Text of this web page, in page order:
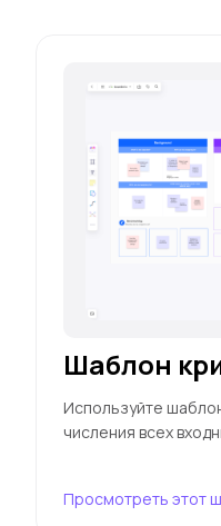
Шаблон
Используйте
числения всех
Просмотреть этот